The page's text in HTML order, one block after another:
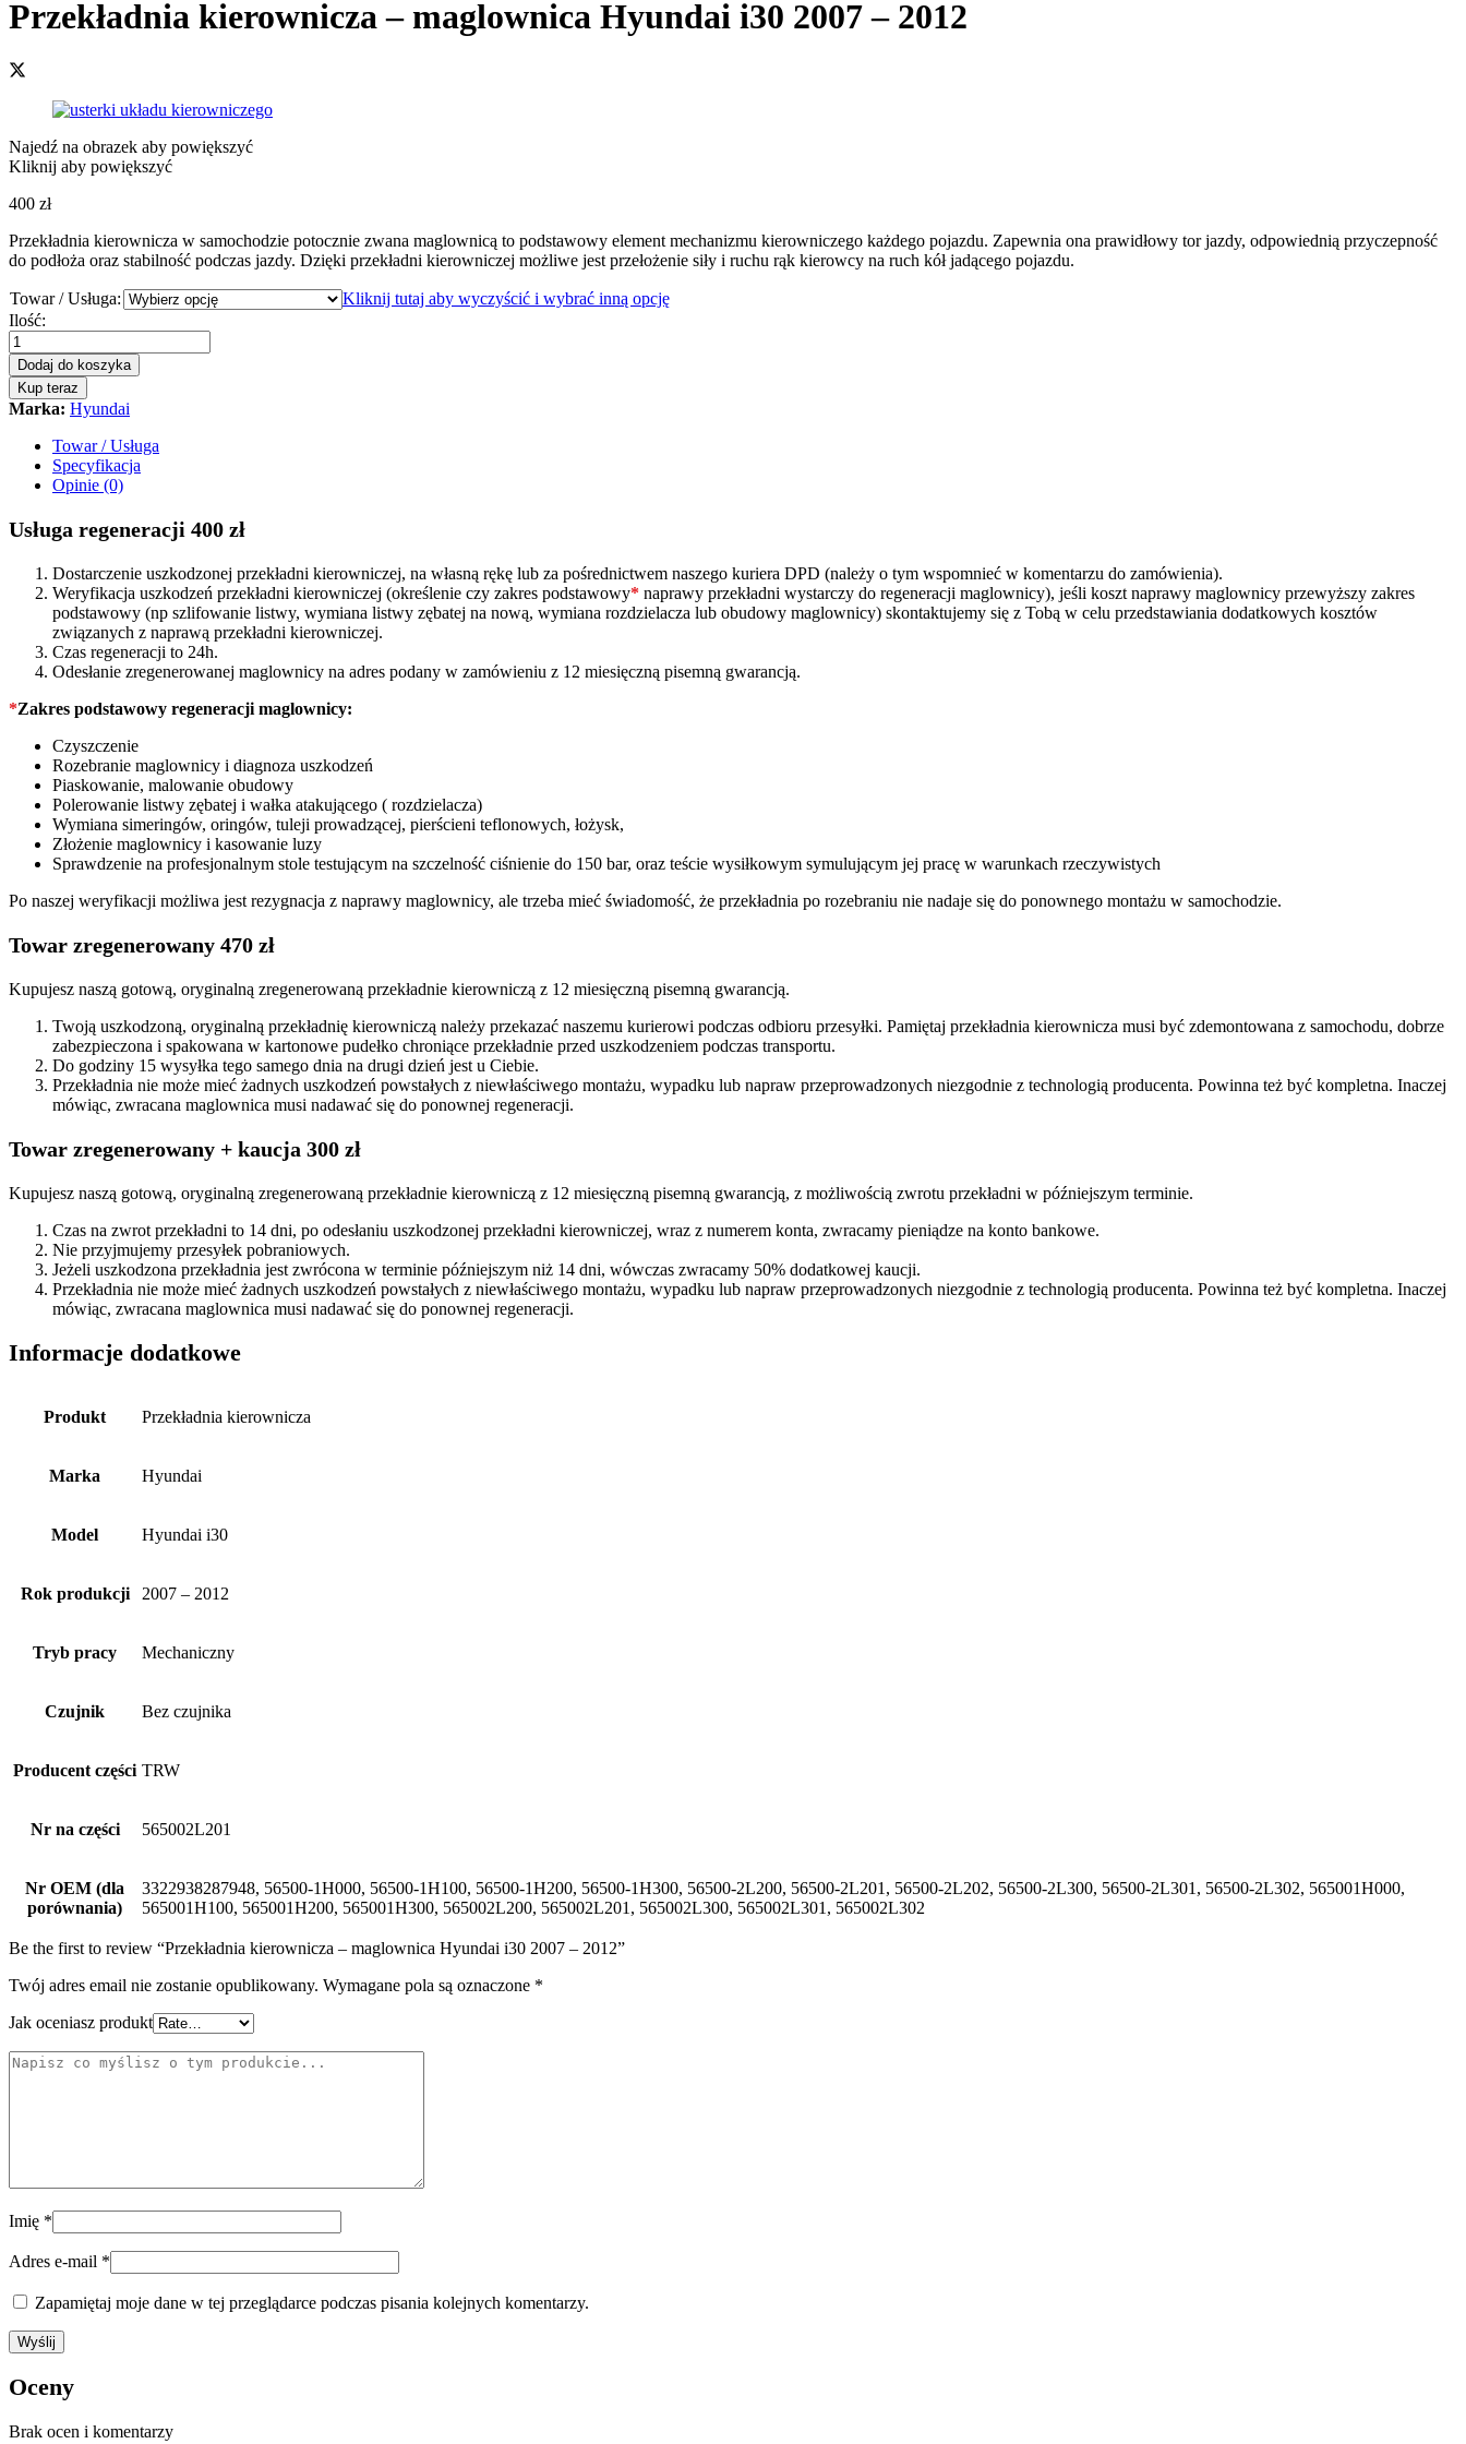
Przekładnia kierownicza – maglownica Hyundai i30 2007 – 2012
Najedź na obrazek aby powiększyć
Kliknij aby powiększyć
400 zł
Przekładnia kierownicza w samochodzie potocznie zwana maglownicą to podstawowy element mechanizmu kierowniczego każdego pojazdu. Zapewnia ona prawidłowy tor jazdy, odpowiednią przyczepność
do podłoża oraz stabilność podczas jazdy. Dzięki przekładni kierowniczej możliwe jest przełożenie siły i ruchu rąk kierowcy na ruch kół jadącego pojazdu.
Towar / Usługa:
Kliknij tutaj aby wyczyścić i wybrać inną opcję
Przekładnia
kierownicza
-
maglownica
Hyundai
i30
quantity
Ilość:
Dodaj do koszyka
Kup teraz
Marka: Hyundai
Towar / Usługa
Specyfikacja
Opinie (0)
Usługa regeneracji 400 zł
Dostarczenie uszkodzonej przekładni kierowniczej, na własną rękę lub za pośrednictwem naszego kuriera DPD (należy o tym wspomnieć w komentarzu do zamówienia).
Weryfikacja uszkodzeń przekładni kierowniczej (określenie czy zakres podstawowy* naprawy przekładni wystarczy do regeneracji maglownicy), jeśli koszt naprawy maglownicy przewyższy zakres
podstawowy (np szlifowanie listwy, wymiana listwy zębatej na nową, wymiana rozdzielacza lub obudowy maglownicy) skontaktujemy się z Tobą w celu przedstawiania dodatkowych kosztów
związanych z naprawą przekładni kierowniczej.
Czas regeneracji to 24h.
Odesłanie zregenerowanej maglownicy na adres podany w zamówieniu z 12 miesięczną pisemną gwarancją.
*Zakres podstawowy regeneracji maglownicy:
Czyszczenie
Rozebranie maglownicy i diagnoza uszkodzeń
Piaskowanie, malowanie obudowy
Polerowanie listwy zębatej i wałka atakującego ( rozdzielacza)
Wymiana simeringów, oringów, tuleji prowadzącej, pierścieni teflonowych, łożysk,
Złożenie maglownicy i kasowanie luzy
Sprawdzenie na profesjonalnym stole testującym na szczelność ciśnienie do 150 bar, oraz teście wysiłkowym symulującym jej pracę w warunkach rzeczywistych
Po naszej weryfikacji możliwa jest rezygnacja z naprawy maglownicy, ale trzeba mieć świadomość, że przekładnia po rozebraniu nie nadaje się do ponownego montażu w samochodzie.
Towar zregenerowany 470 zł
Kupujesz naszą gotową, oryginalną zregenerowaną przekładnie kierowniczą z 12 miesięczną pisemną gwarancją.
Twoją uszkodzoną, oryginalną przekładnię kierowniczą należy przekazać naszemu kurierowi podczas odbioru przesyłki. Pamiętaj przekładnia kierownicza musi być zdemontowana z samochodu, dobrze
zabezpieczona i spakowana w kartonowe pudełko chroniące przekładnie przed uszkodzeniem podczas transportu.
Do godziny 15 wysyłka tego samego dnia na drugi dzień jest u Ciebie.
Przekładnia nie może mieć żadnych uszkodzeń powstałych z niewłaściwego montażu, wypadku lub napraw przeprowadzonych niezgodnie z technologią producenta. Powinna też być kompletna. Inaczej
mówiąc, zwracana maglownica musi nadawać się do ponownej regeneracji.
Towar zregenerowany + kaucja 300 zł
Kupujesz naszą gotową, oryginalną zregenerowaną przekładnie kierowniczą z 12 miesięczną pisemną gwarancją, z możliwością zwrotu przekładni w późniejszym terminie.
Czas na zwrot przekładni to 14 dni, po odesłaniu uszkodzonej przekładni kierowniczej, wraz z numerem konta, zwracamy pieniądze na konto bankowe.
Nie przyjmujemy przesyłek pobraniowych.
Jeżeli uszkodzona przekładnia jest zwrócona w terminie późniejszym niż 14 dni, wówczas zwracamy 50% dodatkowej kaucji.
Przekładnia nie może mieć żadnych uszkodzeń powstałych z niewłaściwego montażu, wypadku lub napraw przeprowadzonych niezgodnie z technologią producenta. Powinna też być kompletna. Inaczej
mówiąc, zwracana maglownica musi nadawać się do ponownej regeneracji.
Informacje dodatkowe
Produkt Przekładnia kierownicza
Marka Hyundai
Model Hyundai i30
Rok produkcji 2007 – 2012
Tryb pracy Mechaniczny
Czujnik Bez czujnika
Producent części TRW
Nr na części 565002L201
Nr OEM (dla
porównania)
3322938287948, 56500-1H000, 56500-1H100, 56500-1H200, 56500-1H300, 56500-2L200, 56500-2L201, 56500-2L202, 56500-2L300, 56500-2L301, 56500-2L302, 565001H000,
565001H100, 565001H200, 565001H300, 565002L200, 565002L201, 565002L300, 565002L301, 565002L302
Be the first to review “Przekładnia kierownicza – maglownica Hyundai i30 2007 – 2012”
Twój adres email nie zostanie opublikowany. Wymagane pola są oznaczone *
Jak oceniasz produkt
Imię *
Adres e-mail *
Zapamiętaj moje dane w tej przeglądarce podczas pisania kolejnych komentarzy.
Oceny
Brak ocen i komentarzy